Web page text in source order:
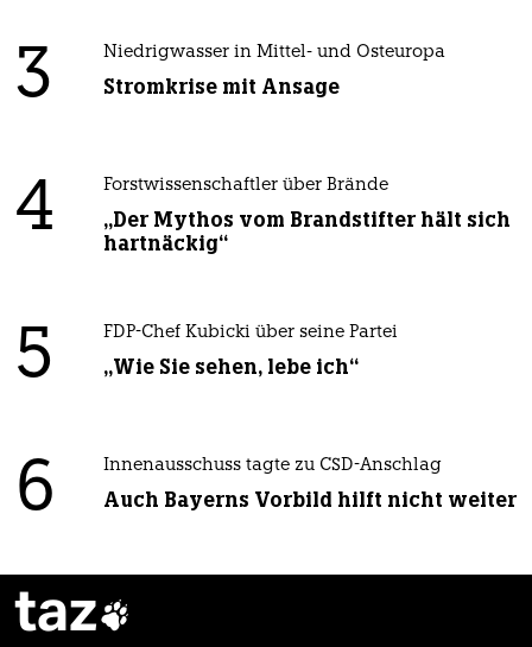
3 Niedrigwasser in Mittel- und Osteuropa
Stromkrise mit Ansage
4 Forstwissenschaftler über Brände
„Der Mythos vom Brandstifter hält sich
hartnäckig“
5 FDP-Chef Kubicki über seine Partei
„Wie Sie sehen, lebe ich“
6 Innenausschuss tagte zu CSD-Anschlag
Auch Bayerns Vorbild hilft nicht weiter
taz